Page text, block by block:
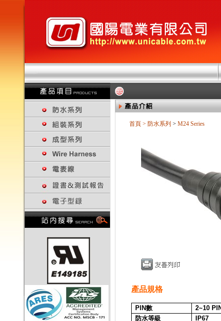
首頁 > 防水系列 > M24 Series
產品規格
PIN數 2~10
防水等級
IP67